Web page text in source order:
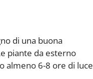
di una buona
piante da esterno
almeno 6-8 ore di luce